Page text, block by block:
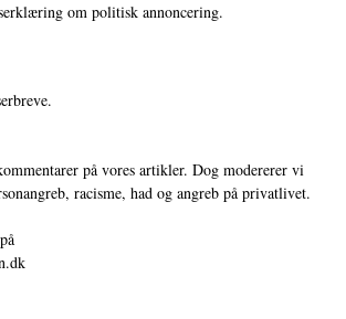
om politisk annoncering.
på vores artikler. Dog modererer vi
racisme, had og angreb på privatlivet.